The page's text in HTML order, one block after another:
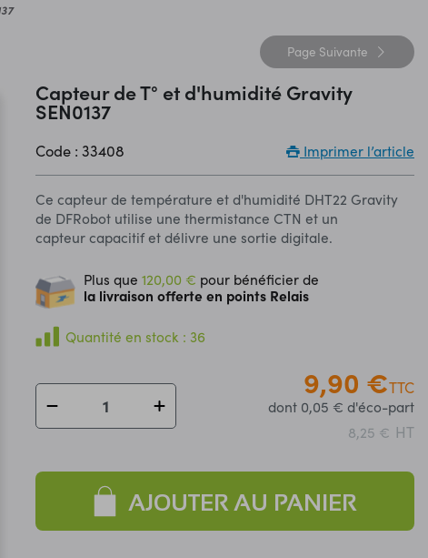
Page Suivante
Capteur de T° et d'humidité Gravity
SEN0137
Code : 33408 Imprimer l’article
Ce capteur de température et d'humidité DHT22 Gravity
de DFRobot utilise une thermistance CTN et un
capteur capacitif et délivre une sortie digitale.
Plus que120,00 € pour bénéficier de
la livraison offerte en points Relais
Quantité en stock : 36
9,90 €TTC
dont 0,05 € d'éco-part
8,25 € HT
AJOUTER AU PANIER